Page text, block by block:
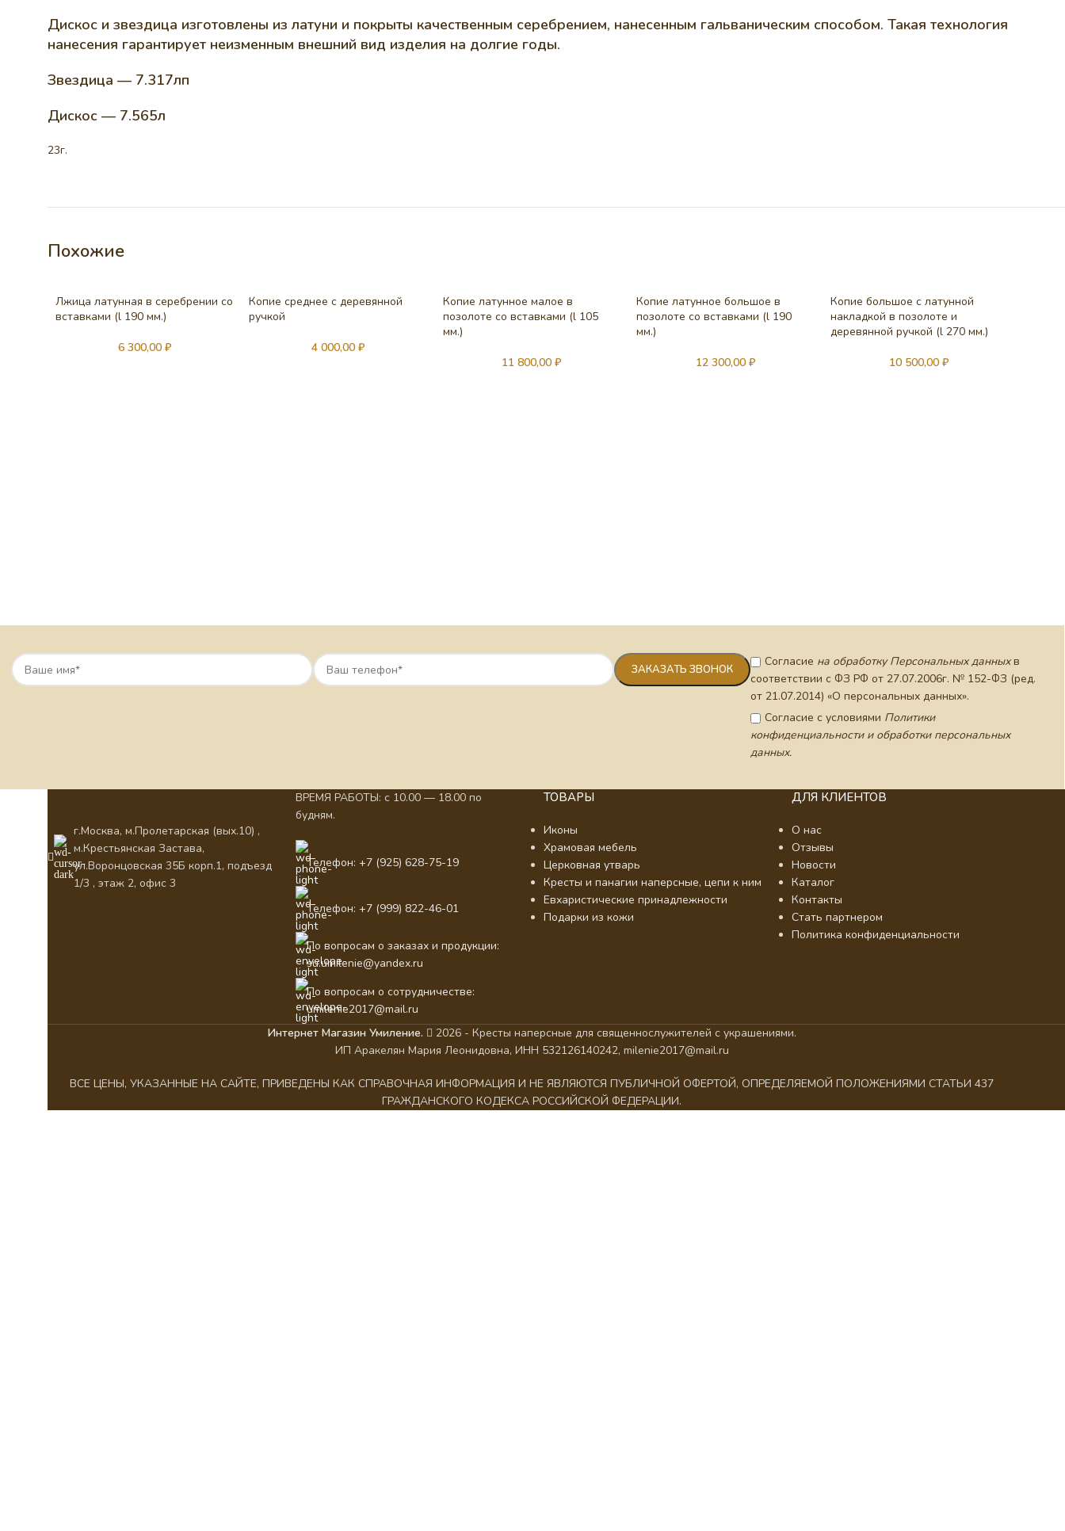
Дискос и звездица изготовлены из латуни и покрыты качественным серебрением, нанесенным гальваническим способом. Такая технология
нанесения гарантирует неизменным внешний вид изделия на долгие годы.
Звездица — 7.317лп
Дискос — 7.565л
23г.
Похожие
Лжица латунная в серебрении со
вставками (l 190 мм.)
6 300,00 ₽
Копие среднее с деревянной
ручкой
4 000,00₽
Копие латунное малое в
позолоте со вставками (l 105
мм.)
11 800,00₽
Копие латунное большое в
позолоте со вставками (l 190
мм.)
12 300,00 ₽
Копие большое с латунной
накладкой в позолоте и
деревянной ручкой (l 270 мм.)
10 500,00₽
Согласие на обработку Персональных данныхв
соответствии с ФЗ РФ от 27.07.2006г. № 152-ФЗ (ред.
от 21.07.2014) «О персональных данных».
Согласие с условиями Политики
конфиденциальности и обработки персональных
данных.
г.Москва, м.Пролетарская (вых.10) ,
м.Крестьянская Застава,
ул.Воронцовская 35Б корп.1, подъезд
1/3 , этаж 2, офис 3
ВРЕМЯ РАБОТЫ: с 10.00 — 18.00 по
будням.
Телефон: +7 (925) 628-75-19
Телефон: +7 (999) 822-46-01
По вопросам о заказах и продукции:
su.umilenie@yandex.ru
По вопросам о сотрудничестве:
umilenie2017@mail.ru
ТОВАРЫ
Иконы
Храмовая мебель
Церковная утварь
Кресты и панагии наперсные, цепи к ним
Евхаристические принадлежности
Подарки из кожи
ДЛЯ КЛИЕНТОВ
О нас
Отзывы
Новости
Каталог
Контакты
Стать партнером
Политика конфиденциальности
Интернет Магазин Умиление.
2026 - Кресты наперсные для священнослужителей с украшениями.
ИП Аракелян Мария Леонидовна, ИНН 532126140242, milenie2017@mail.ru
ВСЕ ЦЕНЫ, УКАЗАННЫЕ НА САЙТЕ, ПРИВЕДЕНЫ КАК СПРАВОЧНАЯ ИНФОРМАЦИЯ И НЕ ЯВЛЯЮТСЯ ПУБЛИЧНОЙ ОФЕРТОЙ, ОПРЕДЕЛЯЕМОЙ ПОЛОЖЕНИЯМИ СТАТЬИ 437
ГРАЖДАНСКОГО КОДЕКСА РОССИЙСКОЙ ФЕДЕРАЦИИ.